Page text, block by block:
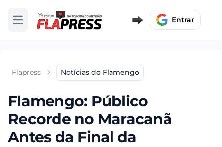
Abrir menu Entrar
Flapress Notícias do Flamengo
Flamengo: Público
Recorde no Maracanã
Antes da Final da